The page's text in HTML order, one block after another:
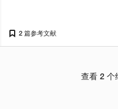
2 篇参考文献
查看 2 个